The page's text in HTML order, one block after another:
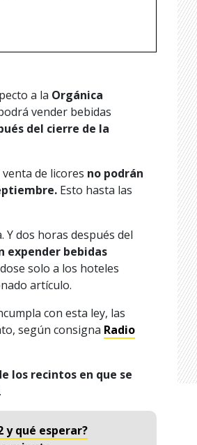
a la Orgánica
vender bebidas
del cierre de la
de licores no podrán
Esto hasta las
Y dos horas después del
expender bebidas
solo a los hoteles
artículo.
con esta ley, las
según consigna Radio
los recintos en que se
y qué esperar?